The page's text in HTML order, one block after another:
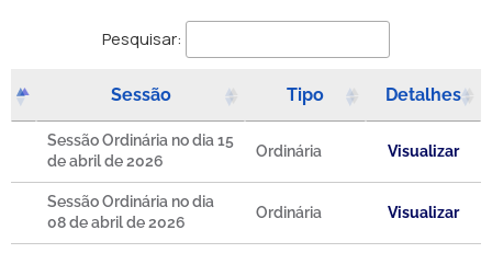
Pesquisar:
Sessão Tipo Detalhes
Sessão Ordinária no dia 15
de abril de 2026
Ordinária Visualizar
Sessão Ordinária no dia
08 de abril de 2026
Ordinária Visualizar